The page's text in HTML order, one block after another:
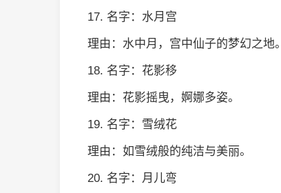
17. 名字：水月宫
理由：水中月，宫中仙子的梦幻之地。
18. 名字：花影移
理由：花影摇曳，婀娜多姿。
19. 名字：雪绒花
理由：如雪绒般的纯洁与美丽。
20. 名字：月儿弯